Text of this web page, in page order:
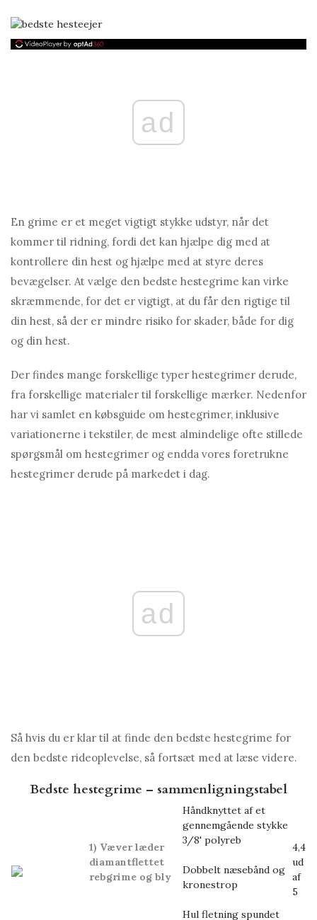
ad
En grime er et meget vigtigt stykke udstyr, når det
kommer til ridning, fordi det kan hjælpe dig med at
kontrollere din hest og hjælpe med at styre deres
bevægelser. At vælge den bedste hestegrime kan virke
skræmmende, for det er vigtigt, at du får den rigtige til
din hest, så der er mindre risiko for skader, både for dig
og din hest.
Der findes mange forskellige typer hestegrimer derude,
fra forskellige materialer til forskellige mærker. Nedenfor
har vi samlet en købsguide om hestegrimer, inklusive
variationerne i tekstiler, de mest almindelige ofte stillede
spørgsmål om hestegrimer og endda vores foretrukne
hestegrimer derude på markedet i dag.
ad
Så hvis du er klar til at finde den bedste hestegrime for
den bedste rideoplevelse, så fortsæt med at læse videre.
Bedste hestegrime – sammenligningstabel
1) Væver læder
diamantflettet
rebgrime og bly
Håndknyttet af et
gennemgående stykke
3/8' polyreb
Dobbelt næsebånd og
kronestrop
Hul fletning spundet
4,4
ud
af
5